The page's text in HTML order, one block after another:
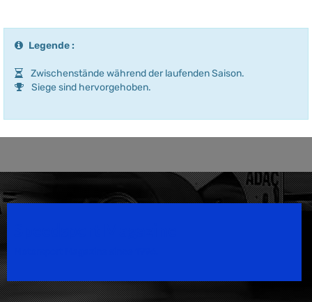
Legende :
Zwischenstände während der laufenden Saison.
Siege sind hervorgehoben.